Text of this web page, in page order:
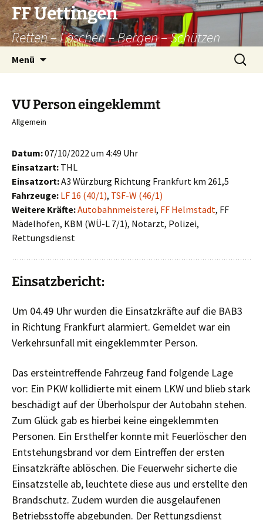
Zum
Inhalt
springen
FF Uettingen
Retten – Löschen – Bergen – Schützen
Menü
Suchen
nach:
VU Person eingeklemmt
Allgemein
Datum:07/10/2022 um 4:49 Uhr
Einsatzart: THL
Einsatzort:A3 Würzburg Richtung Frankfurt km 261,5
Fahrzeuge: LF 16 (40/1), TSF-W (46/1)
Weitere Kräfte:Autobahnmeisterei, FF Helmstadt, FF
Mädelhofen, KBM (WÜ-L 7/1), Notarzt, Polizei,
Rettungsdienst
Einsatzbericht:
Um 04.49 Uhr wurden die Einsatzkräfte auf die BAB3
in Richtung Frankfurt alarmiert. Gemeldet war ein
Verkehrsunfall mit eingeklemmter Person.
Das ersteintreffende Fahrzeug fand folgende Lage
vor: Ein PKW kollidierte mit einem LKW und blieb stark
beschädigt auf der Überholspur der Autobahn stehen.
Zum Glück gab es hierbei keine eingeklemmten
Personen. Ein Ersthelfer konnte mit Feuerlöscher den
Entstehungsbrand vor dem Eintreffen der ersten
Einsatzkräfte ablöschen. Die Feuerwehr sicherte die
Einsatzstelle ab, leuchtete diese aus und erstellte den
Brandschutz. Zudem wurden die ausgelaufenen
Betriebsstoffe abgebunden. Der Rettungsdienst